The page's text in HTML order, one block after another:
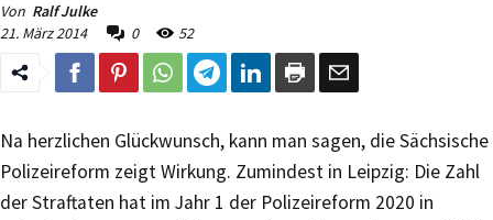
Von Ralf Julke
21. März 2014
0 52
Na herzlichen Glückwunsch, kann man sagen, die Sächsische
Polizeireform zeigt Wirkung. Zumindest in Leipzig: Die Zahl
der Straftaten hat im Jahr 1 der Polizeireform 2020 in